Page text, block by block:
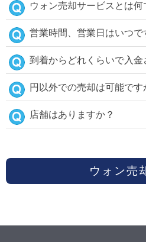
ウォン売却サービスとは何
営業時間、営業日はいつで
到着からどれくらいで入金
円以外での売却は可能です
店舗はありますか？
ウォン売